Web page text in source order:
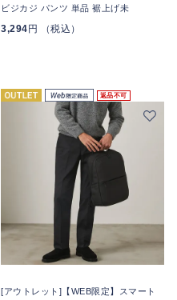
ビジカジ パンツ 単品 裾上げ未
3,294 円 （税込）
返品不可
[アウトレット]【WEB限定】スマート